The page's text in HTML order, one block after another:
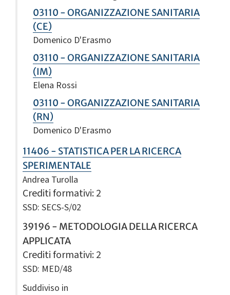
03110 - ORGANIZZAZIONE SANITARIA
(CE)
Domenico D'Erasmo
03110 - ORGANIZZAZIONE SANITARIA
(IM)
Elena Rossi
03110 - ORGANIZZAZIONE SANITARIA
(RN)
Domenico D'Erasmo
11406 - STATISTICA PER LA RICERCA
SPERIMENTALE
Andrea Turolla
Crediti formativi: 2
SSD: SECS-S/02
39196 - METODOLOGIA DELLA RICERCA
APPLICATA
Crediti formativi: 2
SSD: MED/48
Suddiviso in